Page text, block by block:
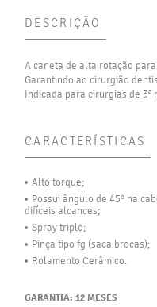
DESCRIÇÃO
A caneta de alta rotação
Garantindo ao cirurgião
Indicada para cirurgias de 3°
CARACTERÍSTICAS
Alto torque;
Possui ângulo de 45º na
difíceis alcances;
Spray triplo;
Pinça tipo fg (saca brocas);
Rolamento Cerâmico.
GARANTIA: 12 MESES